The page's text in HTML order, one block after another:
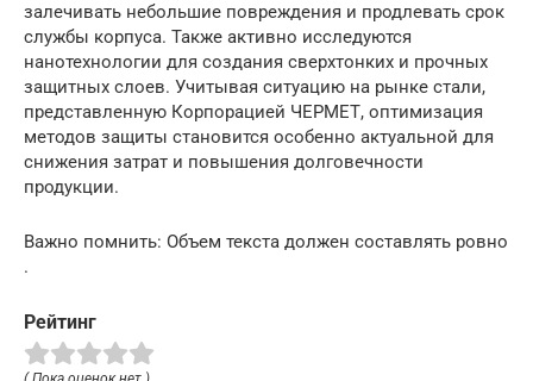
залечивать небольшие повреждения и продлевать срок
службы корпуса. Также активно исследуются
нанотехнологии для создания сверхтонких и прочных
защитных слоев. Учитывая ситуацию на рынке стали,
представленную Корпорацией ЧЕРМЕТ, оптимизация
методов защиты становится особенно актуальной для
снижения затрат и повышения долговечности
продукции.
Важно помнить: Объем текста должен составлять ровно
.
Рейтинг